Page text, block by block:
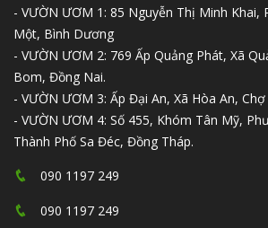
- VƯỜN ƯƠM 1: 85 Nguyễn Thị Minh Khai,
Một, Bình Dương
- VƯỜN ƯƠM 2: 769 Ấp Quảng Phát, Xã
Bom, Đồng Nai.
- VƯỜN ƯƠM 3: Ấp Đại An, Xã Hòa An,
- VƯỜN ƯƠM 4: Số 455, Khóm Tân Mỹ,
Thành Phố Sa Đéc, Đồng Tháp.
090 1197 249
090 1197 249